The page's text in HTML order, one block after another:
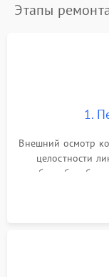
Этапы
1.
Внешний осмотр
целостности
работы
параллакса